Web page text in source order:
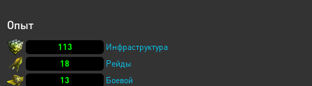
Опыт
113
Инфраструктура
18
Рейды
13
Боевой